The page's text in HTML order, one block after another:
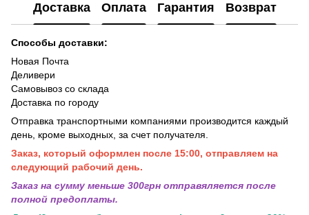
Доставка Оплата Гарантия Возврат
Способы доставки:
Новая Почта
Деливери
Самовывоз со склада
Доставка по городу
Отправка транспортными компаниями производится каждый
день, кроме выходных, за счет получателя.
Заказ, который оформлен после 15:00, отправляем на
следующий рабочий день.
Заказ на сумму меньше 300грн отправяляется после
полной предоплаты.